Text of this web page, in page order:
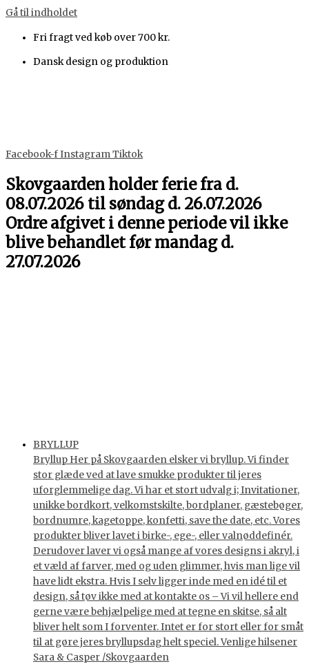
Gå til indholdet
Fri fragt ved køb over 700 kr.
Dansk design og produktion
Facebook-fInstagramTiktok
Skovgaarden holder ferie fra d.
08.07.2026 til søndag d. 26.07.2026
Ordre afgivet i denne periode vil ikke
blive behandlet før mandag d.
27.07.2026
BRYLLUP
Bryllup Her på Skovgaarden elsker vi bryllup. Vi finder
stor glæde ved at lave smukke produkter til jeres
uforglemmelige dag. Vi har et stort udvalg i; Invitationer,
unikke bordkort, velkomstskilte, bordplaner, gæstebøger,
bordnumre, kagetoppe, konfetti, save the date, etc. Vores
produkter bliver lavet i birke-, ege-, eller valnøddefinér.
Derudover laver vi også mange af vores designs i akryl, i
et væld af farver, med og uden glimmer, hvis man lige vil
have lidt ekstra. Hvis I selv ligger inde med en idé til et
design, så tøv ikke med at kontakte os – Vi vil hellere end
gerne være behjælpelige med at tegne en skitse, så alt
bliver helt som I forventer. Intet er for stort eller for småt
til at gøre jeres bryllupsdag helt speciel. Venlige hilsener
Sara & Casper /Skovgaarden